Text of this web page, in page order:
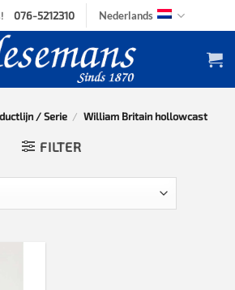
076-5212310 Nederlands
/ Serie / William Britain hollowcast
FILTER